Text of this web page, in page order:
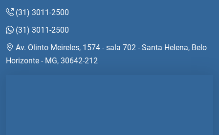
(31) 3011-2500
(31) 3011-2500
Av. Olinto Meireles, 1574 - sala 702 - Santa Helena, Belo
Horizonte - MG, 30642-212